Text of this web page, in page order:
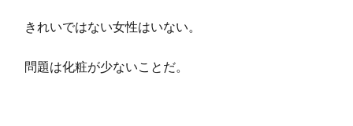
きれいではない女性はいない。
問題は化粧が少ないことだ。